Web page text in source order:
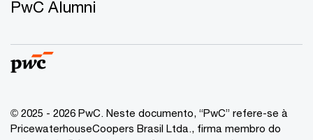
PwC Alumni
© 2025 - 2026 PwC. Neste documento, “PwC” refere-se à
PricewaterhouseCoopers Brasil Ltda., firma membro do